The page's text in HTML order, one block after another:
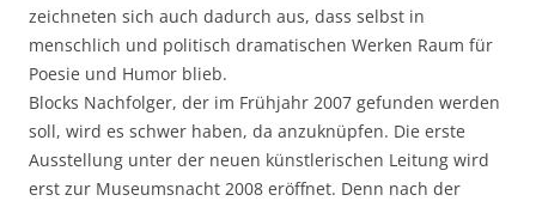
zeichneten sich auch dadurch aus, dass selbst in
menschlich und politisch dramatischen Werken Raum für
Poesie und Humor blieb.
Blocks Nachfolger, der im Frühjahr 2007 gefunden werden
soll, wird es schwer haben, da anzuknüpfen. Die erste
Ausstellung unter der neuen künstlerischen Leitung wird
erst zur Museumsnacht 2008 eröffnet. Denn nach der